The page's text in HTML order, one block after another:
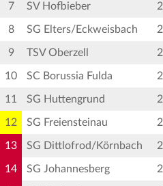
7 SV Hofbieber 2
8 SG Elters/Eckweisbach 2
9 TSV Oberzell 2
10 SC Borussia Fulda 2
11 SG Huttengrund 2
12 SG Freiensteinau 2
13 SG Dittlofrod/Körnbach 2
14 SG Johannesberg 2